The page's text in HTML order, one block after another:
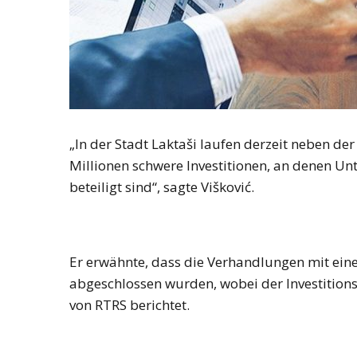
„In der Stadt Laktaši laufen derzeit neben
Millionen schwere Investitionen, an denen
beteiligt sind“, sagte Višković.
Er erwähnte, dass die Verhandlungen mit
abgeschlossen wurden, wobei der
von RTRS berichtet.